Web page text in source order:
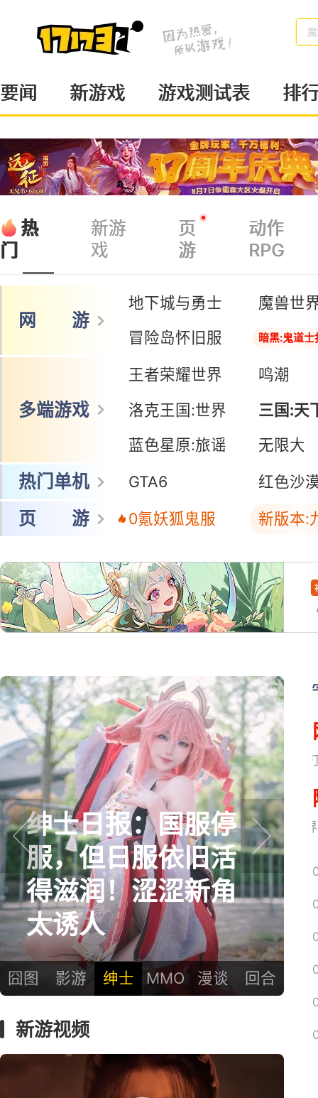
要闻 新游戏 游戏测试表 排
热
门
新游
戏
页
游
动作
RPG
网 游
地下城与勇士
魔兽世
冒险岛怀旧服
暗黑:鬼道士
多端游戏
王者荣耀世界
鸣潮
洛克王国:世界
三国:天
三国:天
蓝色星原:旅谣 无限大
热门单机 GTA6 红色沙
页 游 0氪妖狐鬼服 新版本:
绅士日报：国服停
服，但日服依旧活
得滋润！涩涩新角
太诱人
prev next
囧图 影游 绅士 MMO 漫谈 回合
新游视频
网易搜
《魔兽世